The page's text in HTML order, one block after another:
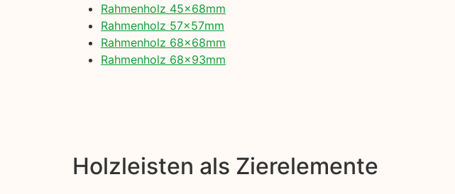
Rahmenholz 45x68mm
Rahmenholz 57x57mm
Rahmenholz 68x68mm
Rahmenholz 68x93mm
Holzleisten als Zierelemente